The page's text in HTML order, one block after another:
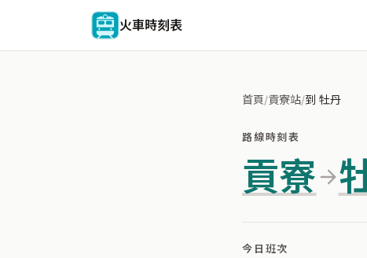
火車時刻表
首頁/貢寮站/到 牡丹
路線時刻表
貢寮
今日班次